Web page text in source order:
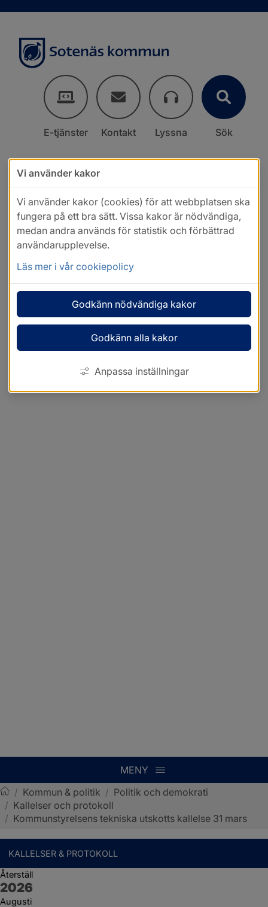
E-tjänster Kontakt Lyssna Sök
MENY
Sotenäs kommun
/ Kommun & politik / Politik och demokrati
/ Kallelser och protokoll
/ Kommunstyrelsens tekniska utskotts kallelse 31 mars
KALLELSER & PROTOKOLL
Återställ
År:
2026
Augusti
Vi använder kakor
Vi använder kakor (cookies) för att webbplatsen ska
fungera på ett bra sätt. Vissa kakor är nödvändiga,
medan andra används för statistik och förbättrad
användarupplevelse.
Läs mer i vår cookiepolicy
Godkänn nödvändiga kakor
Godkänn alla kakor
Anpassa inställningar